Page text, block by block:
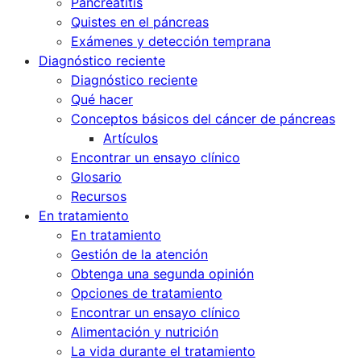
Quistes en el páncreas
Exámenes y detección temprana
Diagnóstico reciente
Diagnóstico reciente
Qué hacer
Conceptos básicos del cáncer de páncreas
Artículos
Encontrar un ensayo clínico
Glosario
Recursos
En tratamiento
En tratamiento
Gestión de la atención
Obtenga una segunda opinión
Opciones de tratamiento
Encontrar un ensayo clínico
Alimentación y nutrición
La vida durante el tratamiento